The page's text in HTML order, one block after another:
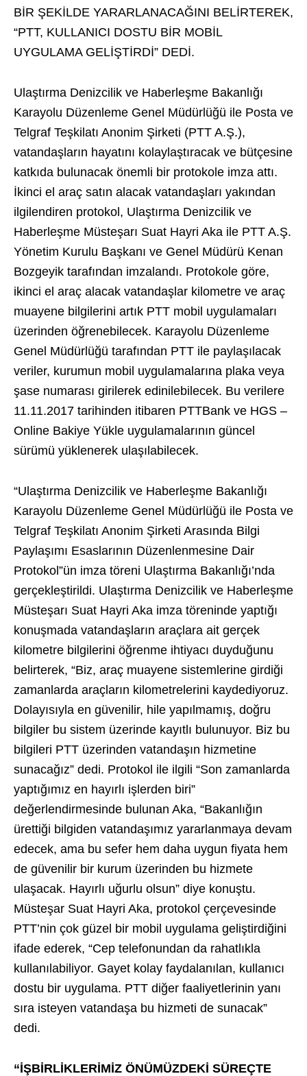
BİR ŞEKİLDE YARARLANACAĞINI BELİRTEREK,
“PTT, KULLANICI DOSTU BİR MOBİL
UYGULAMA GELİŞTİRDİ” DEDİ.
Ulaştırma Denizcilik ve Haberleşme Bakanlığı
Karayolu Düzenleme Genel Müdürlüğü ile Posta ve
Telgraf Teşkilatı Anonim Şirketi (PTT A.Ş.),
vatandaşların hayatını kolaylaştıracak ve bütçesine
katkıda bulunacak önemli bir protokole imza attı.
İkinci el araç satın alacak vatandaşları yakından
ilgilendiren protokol, Ulaştırma Denizcilik ve
Haberleşme Müsteşarı Suat Hayri Aka ile PTT A.Ş.
Yönetim Kurulu Başkanı ve Genel Müdürü Kenan
Bozgeyik tarafından imzalandı. Protokole göre,
ikinci el araç alacak vatandaşlar kilometre ve araç
muayene bilgilerini artık PTT mobil uygulamaları
üzerinden öğrenebilecek. Karayolu Düzenleme
Genel Müdürlüğü tarafından PTT ile paylaşılacak
veriler, kurumun mobil uygulamalarına plaka veya
şase numarası girilerek edinilebilecek. Bu verilere
11.11.2017 tarihinden itibaren PTTBank ve HGS –
Online Bakiye Yükle uygulamalarının güncel
sürümü yüklenerek ulaşılabilecek.
“Ulaştırma Denizcilik ve Haberleşme Bakanlığı
Karayolu Düzenleme Genel Müdürlüğü ile Posta ve
Telgraf Teşkilatı Anonim Şirketi Arasında Bilgi
Paylaşımı Esaslarının Düzenlenmesine Dair
Protokol”ün imza töreni Ulaştırma Bakanlığı’nda
gerçekleştirildi. Ulaştırma Denizcilik ve Haberleşme
Müsteşarı Suat Hayri Aka imza töreninde yaptığı
konuşmada vatandaşların araçlara ait gerçek
kilometre bilgilerini öğrenme ihtiyacı duyduğunu
belirterek, “Biz, araç muayene sistemlerine girdiği
zamanlarda araçların kilometrelerini kaydediyoruz.
Dolayısıyla en güvenilir, hile yapılmamış, doğru
bilgiler bu sistem üzerinde kayıtlı bulunuyor. Biz bu
bilgileri PTT üzerinden vatandaşın hizmetine
sunacağız” dedi. Protokol ile ilgili “Son zamanlarda
yaptığımız en hayırlı işlerden biri”
değerlendirmesinde bulunan Aka, “Bakanlığın
ürettiği bilgiden vatandaşımız yararlanmaya devam
edecek, ama bu sefer hem daha uygun fiyata hem
de güvenilir bir kurum üzerinden bu hizmete
ulaşacak. Hayırlı uğurlu olsun” diye konuştu.
Müsteşar Suat Hayri Aka, protokol çerçevesinde
PTT’nin çok güzel bir mobil uygulama geliştirdiğini
ifade ederek, “Cep telefonundan da rahatlıkla
kullanılabiliyor. Gayet kolay faydalanılan, kullanıcı
dostu bir uygulama. PTT diğer faaliyetlerinin yanı
sıra isteyen vatandaşa bu hizmeti de sunacak”
dedi.
“İŞBİRLİKLERİMİZ ÖNÜMÜZDEKİ SÜREÇTE